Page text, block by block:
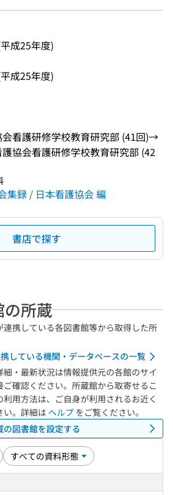
成25年度)
成25年度)
看護研修学校教育研究部 (41回)→
協会看護研修学校教育研究部 (42
集録 / 日本看護協会 編
書店で探す
所蔵
携している各図書館等から取得した所
している機関・データベースの一覧
・最新状況は情報提供元の各館のサイ
ご確認ください。所蔵館から取寄せるこ
用方法は、ご自身が利用されるお近く
い。詳細は ヘルプ をご覧ください。
の図書館を設定する